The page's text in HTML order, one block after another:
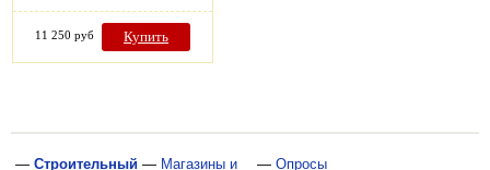
11 250 руб Купить
— Строительный — Магазины и — Опросы